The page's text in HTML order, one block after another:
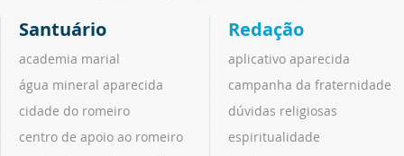
Santuário
academia marial
água mineral aparecida
cidade do romeiro
centro de apoio ao romeiro
Redação
aplicativo aparecida
campanha da fraternidade
dúvidas religiosas
espiritualidade